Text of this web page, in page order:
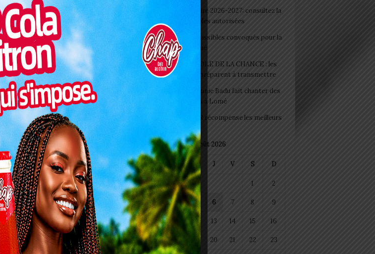
un enjeu prioritaire, le Togo
ministère du Commerce, de
de la vente, de la
Tomato Mix” sur toute
Togo/ Rentrée scolaire 2026-2027: consultez la
liste officielle des écoles autorisées
ESSAL 2026 : les admissibles convoqués pour la
visite médicale à Lomé
SWEDD+ Togo / ECOLE DE LA CHANCE : les
maitres-artisans se préparent à transmettre
Glory Night 2026: Sonnie Badu fait chanter des
milliers de personnes à Lomé
Vogan : AGRI-ESPOIR récompense les meilleurs
août 2026
L M M J V S D
1 2
3 4 5 6 7 8 9
10 11 12 13 14 15 16
17 18 20 21 22 23